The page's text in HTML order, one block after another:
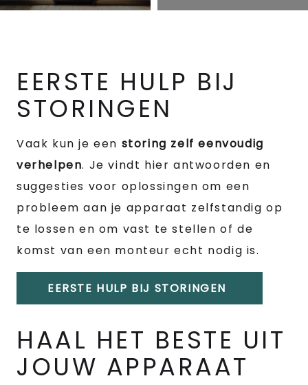
EERSTE HULP BIJ
STORINGEN
Vaak kun je een storing zelf eenvoudig
verhelpen. Je vindt hier antwoorden en
suggesties voor oplossingen om een
probleem aan je apparaat zelfstandig op
te lossen en om vast te stellen of de
komst van een monteur echt nodig is.
EERSTE HULP BIJ STORINGEN
HAAL HET BESTE UIT
JOUW APPARAAT